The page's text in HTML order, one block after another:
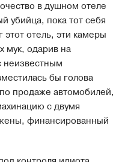
в душном отеле
убийца, пока тот себя
отель, эти камеры
мук, одарив на
неизвестным
бы голова
продаже автомобилей,
с двумя
финансированный